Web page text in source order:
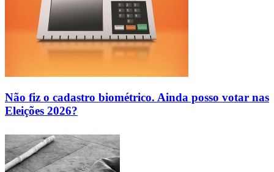
Não fiz o cadastro biométrico. Ainda posso votar nas
Eleições 2026?